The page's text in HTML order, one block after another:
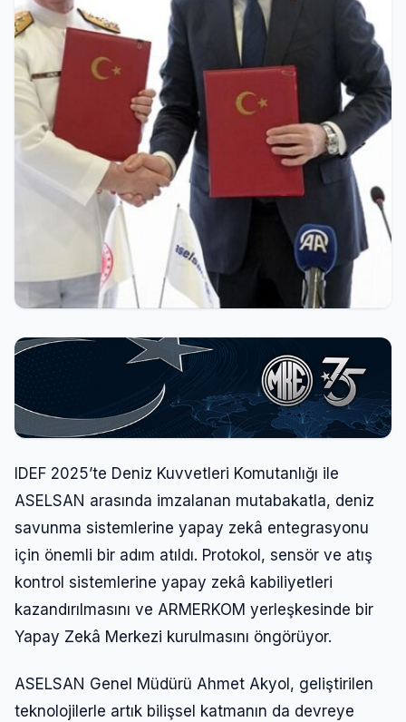
IDEF 2025’te Deniz Kuvvetleri Komutanlığı ile
ASELSAN arasında imzalanan mutabakatla, deniz
savunma sistemlerine yapay zekâ entegrasyonu
için önemli bir adım atıldı. Protokol, sensör ve atış
kontrol sistemlerine yapay zekâ kabiliyetleri
kazandırılmasını ve ARMERKOM yerleşkesinde bir
Yapay Zekâ Merkezi kurulmasını öngörüyor.
ASELSAN Genel Müdürü Ahmet Akyol, geliştirilen
teknolojilerle artık bilişsel katmanın da devreye